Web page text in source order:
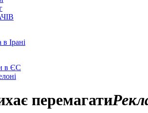
Ірані
в ЄС
перемагати